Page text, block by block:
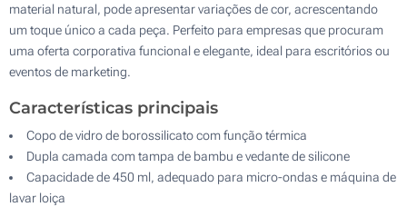
material natural, pode apresentar variações de cor, acrescentando
um toque único a cada peça. Perfeito para empresas que procuram
uma oferta corporativa funcional e elegante, ideal para escritórios ou
eventos de marketing.
Características principais
Copo de vidro de borossilicato com função térmica
Dupla camada com tampa de bambu e vedante de silicone
Capacidade de 450 ml, adequado para micro-ondas e máquina de
lavar loiça